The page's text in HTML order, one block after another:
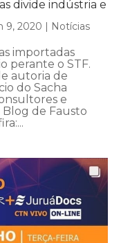
divide indústria e
9, 2020 | Notícias
importadas
perante o STF.
autoria de
do Sacha
e
de Fausto